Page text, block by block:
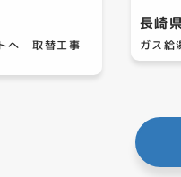
トへ 取替工事
長崎
ガス